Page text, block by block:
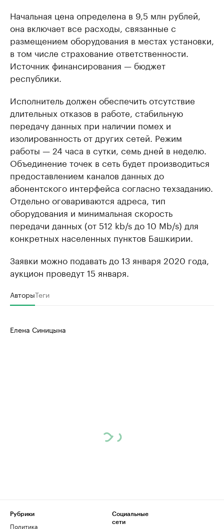
Начальная цена определена в 9,5 млн рублей,
она включает все расходы, связанные с
размещением оборудования в местах установки,
в том числе страхование ответственности.
Источник финансирования — бюджет
республики.
Исполнитель должен обеспечить отсутствие
длительных отказов в работе, стабильную
передачу данных при наличии помех и
изолированность от других сетей. Режим
работы — 24 часа в сутки, семь дней в неделю.
Объединение точек в сеть будет производиться
предоставлением каналов данных до
абонентского интерфейса согласно техзаданию.
Отдельно оговариваются адреса, тип
оборудования и минимальная скорость
передачи данных (от 512 kb/s до 10 Mb/s) для
конкретных населенных пунктов Башкирии.
Заявки можно подавать до 13 января 2020 года,
аукцион проведут 15 января.
АвторыТеги
Елена Синицына
Рубрики
Политика
Социальные
сети